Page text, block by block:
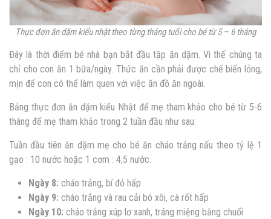
Thực đơn ăn dặm kiểu nhật theo từng tháng tuổi cho bé từ 5 – 6 tháng
Đây là thời điểm bé nhà bạn bắt đầu tập ăn dặm. Vì thế chúng ta
chỉ cho con ăn 1 bữa/ngày. Thức ăn cần phải được chế biến lỏng,
mịn để con có thể làm quen với việc ăn đồ ăn ngoài.
Bảng thực đơn ăn dặm kiểu Nhật để mẹ tham khảo cho bé từ 5-6
tháng để mẹ tham khảo trong 2 tuần đầu như sau:
Tuần đầu tiên ăn dặm mẹ cho bé ăn cháo trắng nấu theo tỷ lệ 1
gạo : 10 nước hoặc 1 cơm : 4,5 nước.
Ngày 8: cháo trắng, bí đỏ hấp
Ngày 9: cháo trắng và rau cải bó xôi, cà rốt hấp
Ngày 10: cháo trắng xúp lơ xanh, tráng miệng bằng chuối